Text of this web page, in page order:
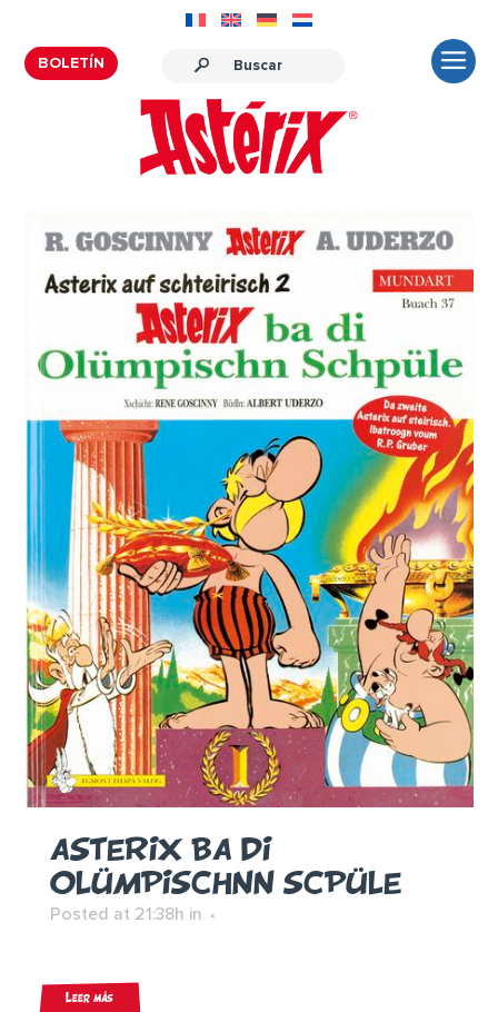
BOLETÍN
ASTERIX BA DI
OLÜMPISCHNN SCPÜLE
Posted at 21:38h in
Leer más